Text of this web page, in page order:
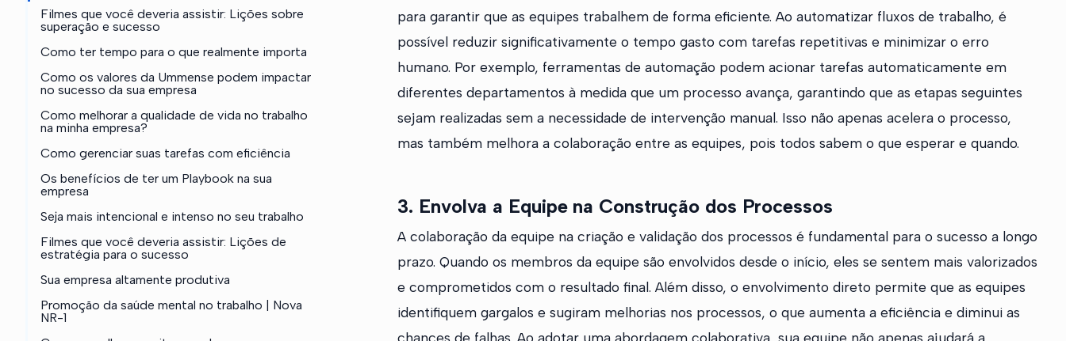
Filmes que você deveria assistir: Lições sobre
superação e sucesso
Como ter tempo para o que realmente importa
Como os valores da Ummense podem impactar
no sucesso da sua empresa
Como melhorar a qualidade de vida no trabalho
na minha empresa?
Como gerenciar suas tarefas com eficiência
Os benefícios de ter um Playbook na sua
empresa
Seja mais intencional e intenso no seu trabalho
Filmes que você deveria assistir: Lições de
estratégia para o sucesso
Sua empresa altamente produtiva
Promoção da saúde mental no trabalho | Nova
NR-1
para garantir que as equipes trabalhem de forma eficiente. Ao automatizar fluxos de trabalho, é
possível reduzir significativamente o tempo gasto com tarefas repetitivas e minimizar o erro
humano. Por exemplo, ferramentas de automação podem acionar tarefas automaticamente em
diferentes departamentos à medida que um processo avança, garantindo que as etapas seguintes
sejam realizadas sem a necessidade de intervenção manual. Isso não apenas acelera o processo,
mas também melhora a colaboração entre as equipes, pois todos sabem o que esperar e quando.
3. Envolva a Equipe na Construção dos Processos
A colaboração da equipe na criação e validação dos processos é fundamental para o sucesso a longo
prazo. Quando os membros da equipe são envolvidos desde o início, eles se sentem mais valorizados
e comprometidos com o resultado final. Além disso, o envolvimento direto permite que as equipes
identifiquem gargalos e sugiram melhorias nos processos, o que aumenta a eficiência e diminui as
chances de falhas. Ao adotar uma abordagem colaborativa, sua equipe não apenas ajudará a